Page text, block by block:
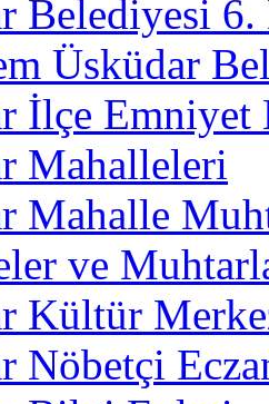
Belediyesi 6.
Üsküdar
İlçe
Mahalleleri
Mahalle
ve
Kültür
Nöbetçi